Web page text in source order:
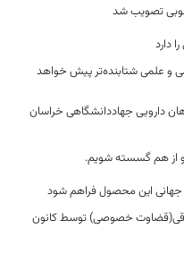
و علمی شتابنده‌تر پیش خواهد
دارویی جهاددانشگاهی خراسان
از هم گسسته شویم.
جهانی این محصول فراهم شود
خصوصی) توسط کانون